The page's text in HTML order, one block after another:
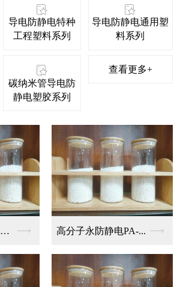
导电防静电特种
工程塑料系列
导电防静电通用塑
料系列
碳纳米管导电防
静电塑胶系列
查看更多+
高分子阻燃永防静电P... 高分子永防静电PA-...